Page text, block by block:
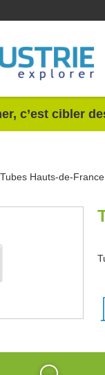
c’est cibler
Tubes Hauts-de-France